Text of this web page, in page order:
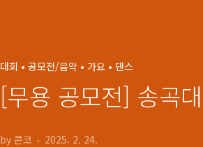
대회 • 공모전/음악 • 가요 • 댄스
[무용 공모전] 송곡
by 콘코 2025. 2. 24.